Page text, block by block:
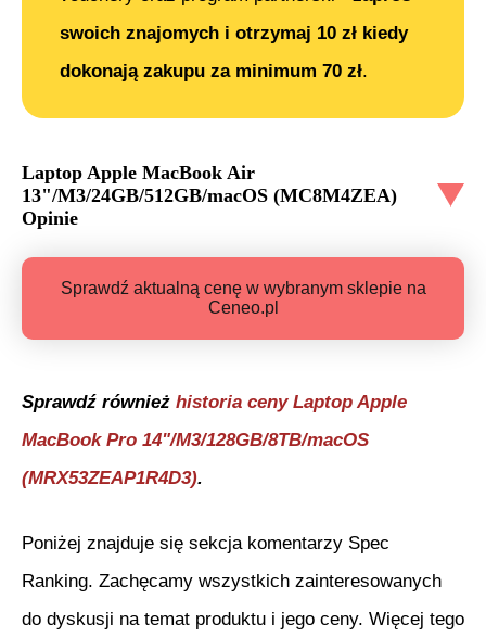
swoich znajomych i otrzymaj 10 zł kiedy
dokonają zakupu za minimum 70 zł.
Laptop Apple MacBook Air
13"/M3/24GB/512GB/macOS (MC8M4ZEA)
Opinie
Sprawdź aktualną cenę w wybranym sklepie na
Ceneo.pl
Sprawdź również historia ceny Laptop Apple
MacBook Pro 14"/M3/128GB/8TB/macOS
(MRX53ZEAP1R4D3).
Poniżej znajduje się sekcja komentarzy Spec
Ranking. Zachęcamy wszystkich zainteresowanych
do dyskusji na temat produktu i jego ceny. Więcej tego